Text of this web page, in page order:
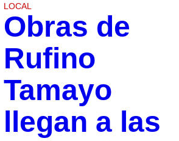
LOCAL
Obras de
Rufino
Tamayo
llegan a las